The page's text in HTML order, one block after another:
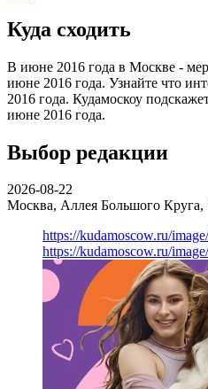
Куда сходить
В июне 2016 года в Москве -
июне 2016 года. Узнайте что
2016 года. Кудамоскоу
июне 2016 года.
Выбор редакции
2026-08-22
Москва, Аллея Большого Круга,
https://kudamoscow.ru/
https://kudamoscow.ru/